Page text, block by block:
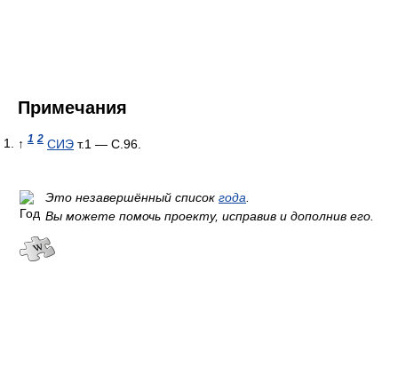
Примечания
↑ 1 2 СИЭ т.1 — С.96.
Это незавершённый список года.
Вы можете помочь проекту, исправив и дополнив его.